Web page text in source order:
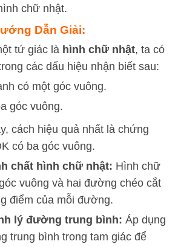
chữ nhật.
Dẫn Giải:
tứ giác là hình chữ nhật, ta có
các dấu hiệu nhận biết sau:
có một góc vuông.
góc vuông.
cách hiệu quả nhất là chứng
có ba góc vuông.
chất hình chữ nhật: Hình chữ
vuông và hai đường chéo cắt
điểm của mỗi đường.
lý đường trung bình: Áp dụng
trung bình trong tam giác để